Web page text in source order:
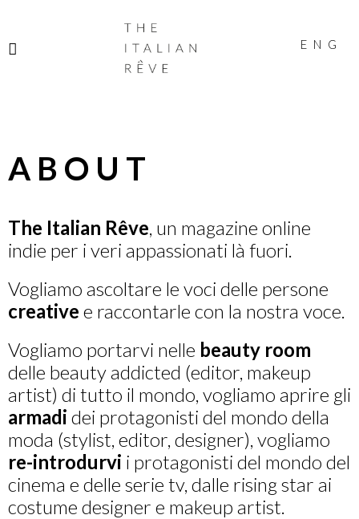
ITALIAN
RÊVE
ENG
ABOUT
The Italian Rêve, un magazine online
indie per i veri appassionati là fuori.
Vogliamo ascoltare le voci delle persone
creative e raccontarle con la nostra voce.
Vogliamo portarvi nelle beauty room
delle beauty addicted (editor, makeup
artist) di tutto il mondo, vogliamo aprire gli
armadi dei protagonisti del mondo della
moda (stylist, editor, designer), vogliamo
re-introdurvi i protagonisti del mondo del
cinema e delle serie tv, dalle rising star ai
costume designer e makeup artist.